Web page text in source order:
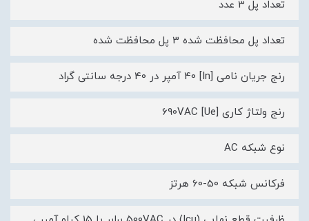
تعداد پل 3 عدد
تعداد پل محافظت شده 3 پل محافظت شده
رنج جریان نامی [In] 40 آمپر در 40 درجه سانتی گراد
رنج ولتاژ کاری [Ue] 690VAC
نوع شبکه AC
فرکانس شبکه 50-60 هرتز